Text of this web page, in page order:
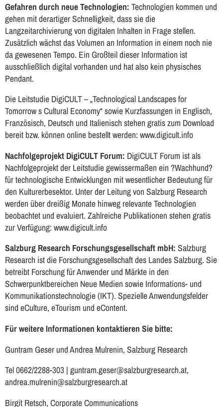
Gefahren durch neue Technologien: Technologien kommen und
gehen mit derartiger Schnelligkeit, dass sie die
Langzeitarchivierung von digitalen Inhalten in Frage stellen.
Zusätzlich wächst das Volumen an Information in einem noch nie
da gewesenen Tempo. Ein Großteil dieser Information ist
ausschließlich digital vorhanden und hat also kein physisches
Pendant.
Die Leitstudie DigiCULT – „Technological Landscapes for
Tomorrow s Cultural Economy“ sowie Kurzfassungen in Englisch,
Französisch, Deutsch und Italienisch stehen gratis zum Download
bereit bzw. können online bestellt werden: www.digicult.info
Nachfolgeprojekt DigiCULT Forum: DigiCULT Forum ist als
Nachfolgeprojekt der Leitstudie gewissermaßen ein ?Wachhund?
für technologische Entwicklungen mit wesentlicher Bedeutung für
den Kulturerbesektor. Unter der Leitung von Salzburg Research
werden über dreißig Monate hinweg relevante Technologien
beobachtet und evaluiert. Zahlreiche Publikationen stehen gratis
zur Verfügung: www.digicult.info
Salzburg Research Forschungsgesellschaft mbH: Salzburg
Research ist die Forschungsgesellschaft des Landes Salzburg. Sie
betreibt Forschung für Anwender und Märkte in den
Schwerpunktbereichen Neue Medien sowie Informations- und
Kommunikationstechnologie (IKT). Spezielle Anwendungsfelder
sind eCulture, eTourism und eContent.
Für weitere Informationen kontaktieren Sie bitte:
Guntram Geser und Andrea Mulrenin, Salzburg Research
Tel 0662/2288-303 | guntram.geser@salzburgresearch.at,
andrea.mulrenin@salzburgresearch.at
Birgit Retsch, Corporate Communications